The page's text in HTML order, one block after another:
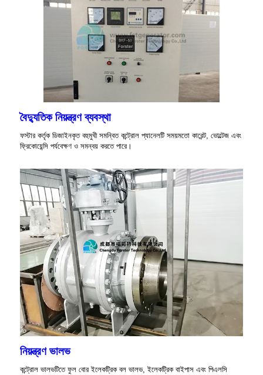
বৈদ্যুতিক নিয়ন্ত্রণ ব্যবস্থা
ফস্টার কর্তৃক ডিজাইনকৃত বহুমুখী সমন্বিত কন্ট্রোল প্যানেলটি সময়মতো কারেন্ট, ভোল্টেজ এবং
ফ্রিকোয়েন্সি পর্যবেক্ষণ ও সমন্বয় করতে পারে।
নিয়ন্ত্রণ ভালভ
কন্ট্রোল ভালভটিতে ফুল বোর ইলেকট্রিক বল ভালভ, ইলেকট্রিক বাইপাস এবং পিএলসি